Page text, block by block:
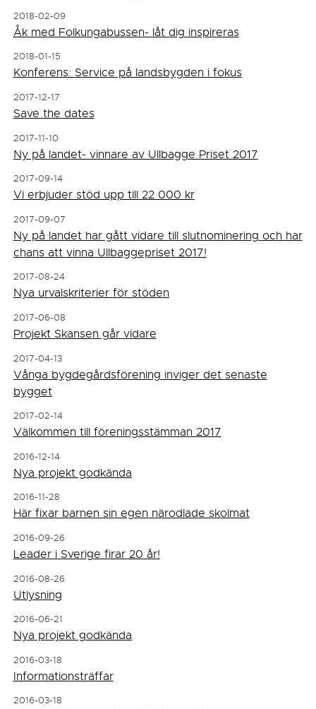
2018-02-09
Åk med Folkungabussen- låt dig inspireras
2018-01-15
Konferens: Service på landsbygden i fokus
2017-12-17
Save the dates
2017-11-10
Ny på landet- vinnare av Ullbagge Priset 2017
2017-09-14
Vi erbjuder stöd upp till 22 000 kr
2017-09-07
Ny på landet har gått vidare till slutnominering och har
chans att vinna Ullbaggepriset 2017!
2017-08-24
Nya urvalskriterier för stöden
2017-06-08
Projekt Skansen går vidare
2017-04-13
Vånga bygdegårdsförening inviger det senaste
bygget
2017-02-14
Välkommen till föreningsstämman 2017
2016-12-14
Nya projekt godkända
2016-11-28
Här fixar barnen sin egen närodlade skolmat
2016-09-26
Leader i Sverige firar 20 år!
2016-08-26
Utlysning
2016-06-21
Nya projekt godkända
2016-03-18
Informationsträffar
2016-03-18